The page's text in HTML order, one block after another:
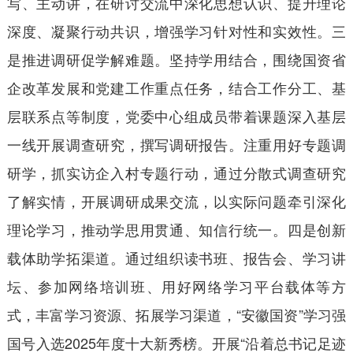
深度、凝聚行动共识，增强学习针对性和实效性。三
是推进调研促学解难题。坚持学用结合，围绕国资省
企改革发展和党建工作重点任务，结合工作分工、基
层联系点等制度，党委中心组成员带着课题深入基层
一线开展调查研究，撰写调研报告。注重用好专题调
研学，抓实访企入村专题行动，通过分散式调查研究
了解实情，开展调研成果交流，以实际问题牵引深化
理论学习，推动学思用贯通、知信行统一。四是创新
载体助学拓渠道。通过组织读书班、报告会、学习讲
坛、参加网络培训班、用好网络学习平台载体等方
式，丰富学习资源、拓展学习渠道，“安徽国资”学习强
国号入选2025年度十大新秀榜。开展“沿着总书记足迹